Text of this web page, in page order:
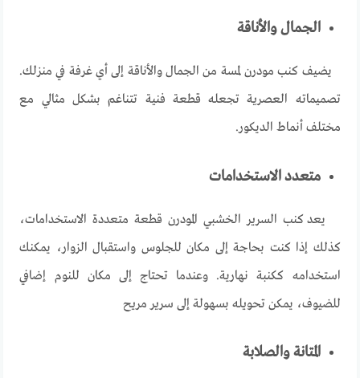
الجمال والأناقة
يضيف كنب مودرن لمسة من الجمال والأناقة إلى أي غرفة في منزلك.
تصميماته العصرية تجعله قطعة فنية تتناغم بشكل مثالي مع
مختلف أنماط الديكور.
متعدد الاستخدامات
يعد كنب السرير الخشبي المودرن قطعة متعددة الاستخدامات،
كذلك إذا كنت بحاجة إلى مكان للجلوس واستقبال الزوار، يمكنك
استخدامه ككنبة نهارية. وعندما تحتاج إلى مكان للنوم إضافي
للضيوف، يمكن تحويله بسهولة إلى سرير مريح
المتانة والصلابة